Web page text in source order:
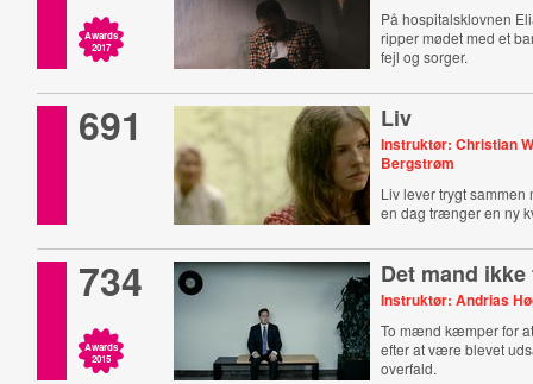
Awards
2017
På hospitalsklovnen
ripper mødet med et
fejl og sorger.
691 Liv
Instruktør: Christian
Bergstrøm
Liv lever trygt sammen
en dag trænger en ny
734
Awards
2015
Det mand
Instruktør: Andrias
To mænd kæmper for
efter at være blevet
overfald.